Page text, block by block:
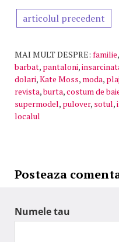
articolul precedent
MAI MULT DESPRE: familie,
barbat, pantaloni,
dolari,Kate Moss, moda,
revista,burta,costum de
supermodel, pulover, sotul,
localul
Posteaza
Numele tau